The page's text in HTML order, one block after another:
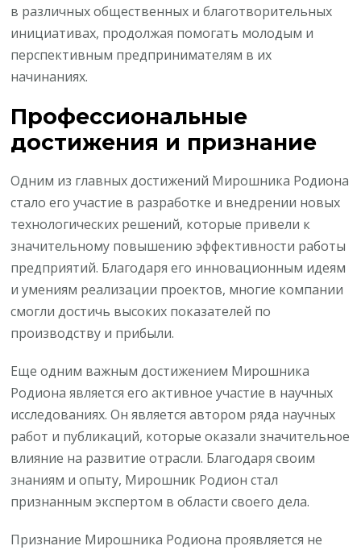
в различных общественных и благотворительных
инициативах, продолжая помогать молодым и
перспективным предпринимателям в их
начинаниях.
Профессиональные
достижения и признание
Одним из главных достижений Мирошника Родиона
стало его участие в разработке и внедрении новых
технологических решений, которые привели к
значительному повышению эффективности работы
предприятий. Благодаря его инновационным идеям
и умениям реализации проектов, многие компании
смогли достичь высоких показателей по
производству и прибыли.
Еще одним важным достижением Мирошника
Родиона является его активное участие в научных
исследованиях. Он является автором ряда научных
работ и публикаций, которые оказали значительное
влияние на развитие отрасли. Благодаря своим
знаниям и опыту, Мирошник Родион стал
признанным экспертом в области своего дела.
Признание Мирошника Родиона проявляется не